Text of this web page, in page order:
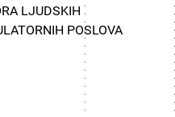
LJUDSKIH
POSLOVA